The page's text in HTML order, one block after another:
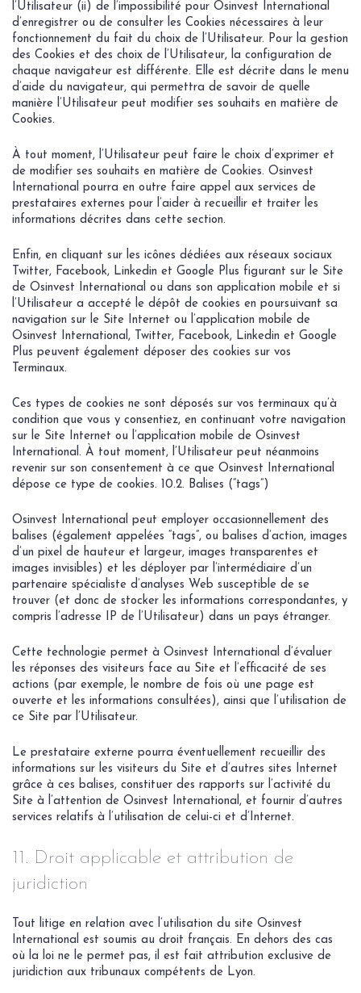
l’Utilisateur (ii) de l’impossibilité pour Osinvest International
d’enregistrer ou de consulter les Cookies nécessaires à leur
fonctionnement du fait du choix de l’Utilisateur. Pour la gestion
des Cookies et des choix de l’Utilisateur, la configuration de
chaque navigateur est différente. Elle est décrite dans le menu
d’aide du navigateur, qui permettra de savoir de quelle
manière l’Utilisateur peut modifier ses souhaits en matière de
Cookies.
À tout moment, l’Utilisateur peut faire le choix d’exprimer et
de modifier ses souhaits en matière de Cookies. Osinvest
International pourra en outre faire appel aux services de
prestataires externes pour l’aider à recueillir et traiter les
informations décrites dans cette section.
Enfin, en cliquant sur les icônes dédiées aux réseaux sociaux
Twitter, Facebook, Linkedin et Google Plus figurant sur le Site
de Osinvest International ou dans son application mobile et si
l’Utilisateur a accepté le dépôt de cookies en poursuivant sa
navigation sur le Site Internet ou l’application mobile de
Osinvest International, Twitter, Facebook, Linkedin et Google
Plus peuvent également déposer des cookies sur vos
Terminaux.
Ces types de cookies ne sont déposés sur vos terminaux qu’à
condition que vous y consentiez, en continuant votre navigation
sur le Site Internet ou l’application mobile de Osinvest
International. À tout moment, l’Utilisateur peut néanmoins
revenir sur son consentement à ce que Osinvest International
dépose ce type de cookies. 10.2. Balises (“tags”)
Osinvest International peut employer occasionnellement des
balises (également appelées “tags”, ou balises d’action, images
d’un pixel de hauteur et largeur, images transparentes et
images invisibles) et les déployer par l’intermédiaire d’un
partenaire spécialiste d’analyses Web susceptible de se
trouver (et donc de stocker les informations correspondantes, y
compris l’adresse IP de l’Utilisateur) dans un pays étranger.
Cette technologie permet à Osinvest International d’évaluer
les réponses des visiteurs face au Site et l’efficacité de ses
actions (par exemple, le nombre de fois où une page est
ouverte et les informations consultées), ainsi que l’utilisation de
ce Site par l’Utilisateur.
Le prestataire externe pourra éventuellement recueillir des
informations sur les visiteurs du Site et d’autres sites Internet
grâce à ces balises, constituer des rapports sur l’activité du
Site à l’attention de Osinvest International, et fournir d’autres
services relatifs à l’utilisation de celui-ci et d’Internet.
11. Droit applicable et attribution de
juridiction
Tout litige en relation avec l’utilisation du site Osinvest
International est soumis au droit français. En dehors des cas
où la loi ne le permet pas, il est fait attribution exclusive de
juridiction aux tribunaux compétents de Lyon.